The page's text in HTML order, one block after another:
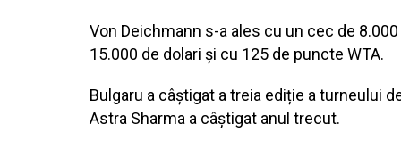
Von Deichmann s-a ales cu un cec de
15.000 de dolari și cu 125 de puncte WTA.
Bulgaru a câștigat a treia ediție a turneului
Astra Sharma a câștigat anul trecut.